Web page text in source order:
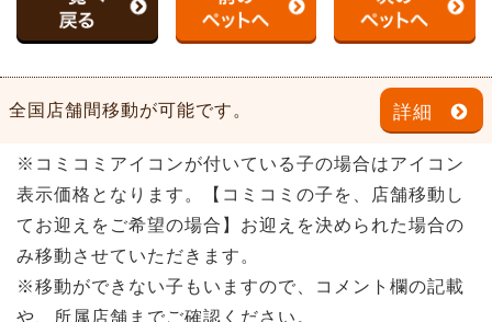
全国店舗間移動が可能です。 詳細
※コミコミアイコンが付いている子の場合はアイコン
表示価格となります。【コミコミの子を、店舗移動し
てお迎えをご希望の場合】お迎えを決められた場合の
み移動させていただきます。
※移動ができない子もいますので、コメント欄の記載
や、所属店舗までご確認ください。